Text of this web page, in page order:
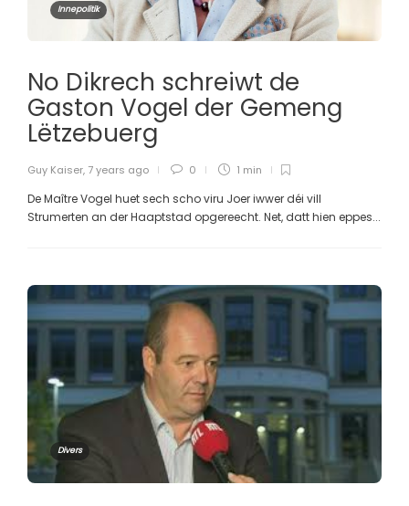
Innepolitik
No Dikrech schreiwt de
Gaston Vogel der Gemeng
Lëtzebuerg
Guy Kaiser, 7 years ago 0 1 min
De Maître Vogel huet sech scho viru Joer iwwer déi vill
Strumerten an der Haaptstad opgereecht. Net, datt hien eppes...
Divers